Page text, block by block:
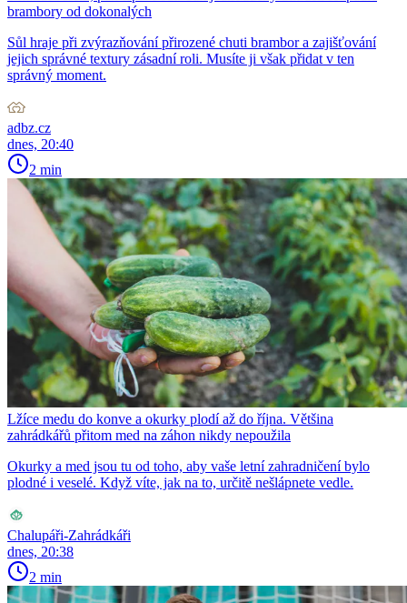
brambory od dokonalých
Sůl hraje při zvýrazňování přirozené chuti brambor a zajišťování
jejich správné textury zásadní roli. Musíte ji však přidat v ten
správný moment.
adbz.cz
dnes, 20:40
2 min
Lžíce medu do konve a okurky plodí až do října. Většina
zahrádkářů přitom med na záhon nikdy nepoužila
Okurky a med jsou tu od toho, aby vaše letní zahradničení bylo
plodné i veselé. Když víte, jak na to, určitě nešlápnete vedle.
Chalupáři-Zahrádkáři
dnes, 20:38
2 min